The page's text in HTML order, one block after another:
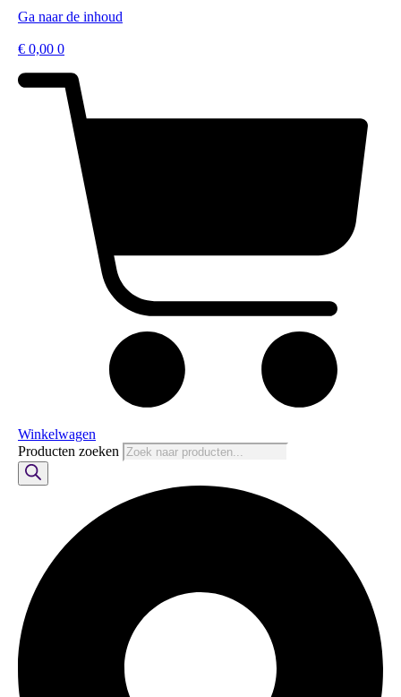
Ga naar de inhoud
€ 0,00 0
Winkelwagen
Producten zoeken